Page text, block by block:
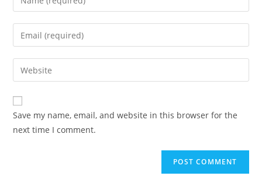
your
name
comment
Enter
your
email
address
comment
Enter
your
website
URL
(optional)
Save my name, email, and website in this browser for the
next time I comment.